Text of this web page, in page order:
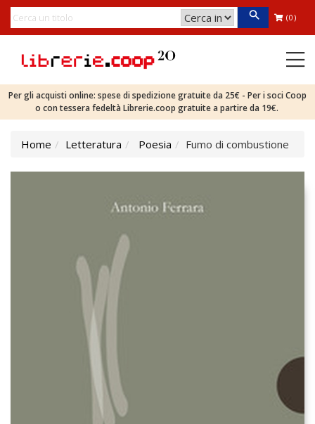
(0)
Per gli acquisti online: spese di spedizione gratuite da 25€ - Per i soci Coop
o con tessera fedeltà Librerie.coop gratuite a partire da 19€.
Home Letteratura Poesia Fumo di combustione